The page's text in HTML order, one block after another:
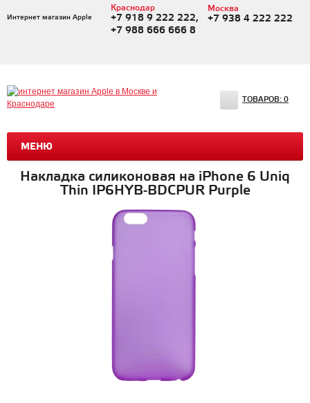
Интернет магазин Apple
Краснодар
+7 918 9 222 222,
+7 988 666 666 8
Москва
+7 938 4 222 222
МЕНЮ
ТОВАРОВ: 0
Накладка силиконовая на iPhone 6 Uniq
Thin IP6HYB-BDCPUR Purple